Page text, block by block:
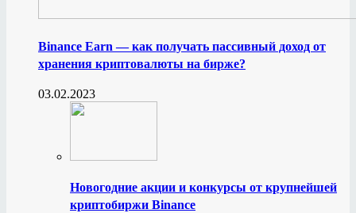
Binance Earn — как получать пассивный доход от
хранения криптовалюты на бирже?
03.02.2023
Новогодние акции и конкурсы от крупнейшей
криптобиржи Binance